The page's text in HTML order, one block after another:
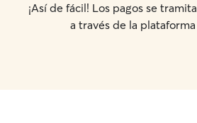
¡Así de fácil! Los pagos se
a través de la